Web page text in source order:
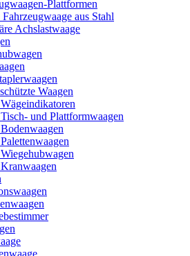
Plattformen
aus Stahl
Achslastwaage
Waagen
und Plattformwaagen